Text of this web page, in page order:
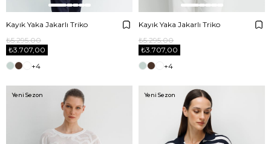
Kayık Yaka Jakarlı Triko
₺3.707,00
₺5.295,00
+4
Kayık Yaka Jakarlı Triko
₺3.707,00
₺5.295,00
+4
Yeni Sezon Yeni Sezon